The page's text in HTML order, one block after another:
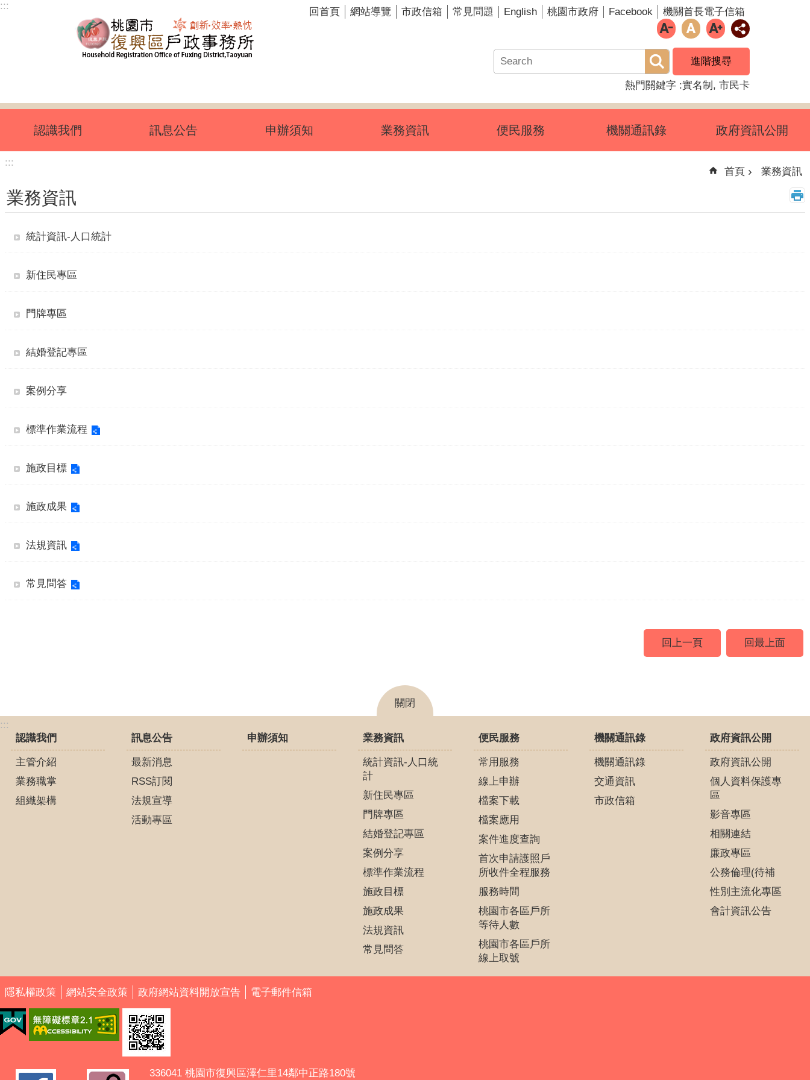
跳到主要內容區塊
:::
回首頁 網站導覽 市政信箱 常見問題 English 桃園市政府 Facebook 機關首長電子信箱
進階搜尋
熱門關鍵字 實名制 市民卡
認識我們 訊息公告 申辦須知 業務資訊 便民服務 機關通訊錄 政府資訊公開
:::
首頁 業務資訊
業務資訊
統計資訊-人口統計
新住民專區
門牌專區
結婚登記專區
案例分享
標準作業流程
施政目標
施政成果
法規資訊
常見問答
回上一頁 回最上面
關閉
:::
認識我們
主管介紹
業務職掌
組織架構
訊息公告
最新消息
RSS訂閱
法規宣導
活動專區
申辦須知 業務資訊
統計資訊-人口統
計
新住民專區
門牌專區
結婚登記專區
案例分享
標準作業流程
施政目標
施政成果
法規資訊
常見問答
便民服務
常用服務
線上申辦
檔案下載
檔案應用
案件進度查詢
首次申請護照戶
所收件全程服務
服務時間
桃園市各區戶所
等待人數
桃園市各區戶所
線上取號
機關通訊錄
機關通訊錄
交通資訊
市政信箱
政府資訊公開
政府資訊公開
個人資料保護專
區
影音專區
相關連結
廉政專區
公務倫理(待補
性別主流化專區
會計資訊公告
隱私權政策 網站安全政策 政府網站資料開放宣告 電子郵件信箱
336041 桃園市復興區澤仁里14鄰中正路180號